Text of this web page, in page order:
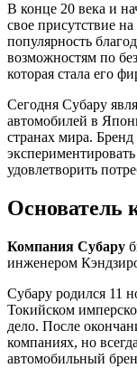
В конце 20 века и
свое присутствие
популярность
возможностям по
которая стала его
Сегодня Субару
автомобилей в
странах мира. Бренд
удовлетворить
Основатель
Компания Субару
инженером
Субару родился 11
Токийском
дело. После
компаниях, но
автомобильный